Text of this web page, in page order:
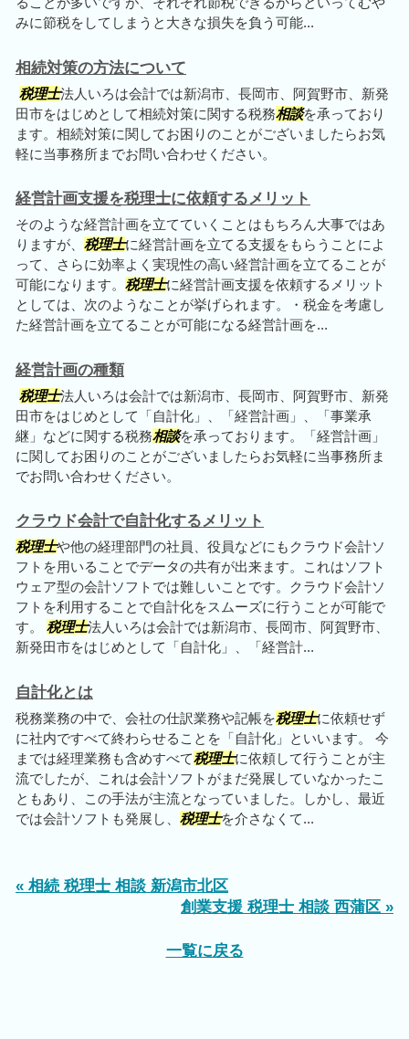
みに節税をしてしまうと大きな損失を負う可能...
相続対策の方法について
税理士法人いろは会計では新潟市、長岡市、阿賀野市、新発
田市をはじめとして相続対策に関する税務相談を承っており
ます。相続対策に関してお困りのことがございましたらお気
軽に当事務所までお問い合わせください。
経営計画支援を税理士に依頼するメリット
そのような経営計画を立てていくことはもちろん大事ではあ
りますが、 税理士に経営計画を立てる支援をもらうことによ
って、さらに効率よく実現性の高い経営計画を立てることが
可能になります。 税理士に経営計画支援を依頼するメリット
としては、次のようなことが挙げられます。・税金を考慮し
た経営計画を立てることが可能になる経営計画を...
経営計画の種類
税理士法人いろは会計では新潟市、長岡市、阿賀野市、新発
田市をはじめとして「自計化」、「経営計画」、「事業承
継」などに関する税務相談を承っております。「経営計画」
に関してお困りのことがございましたらお気軽に当事務所ま
でお問い合わせください。
クラウド会計で自計化するメリット
税理士や他の経理部門の社員、役員などにもクラウド会計ソ
フトを用いることでデータの共有が出来ます。これはソフト
ウェア型の会計ソフトでは難しいことです。クラウド会計ソ
フトを利用することで自計化をスムーズに行うことが可能で
す。 税理士法人いろは会計では新潟市、長岡市、阿賀野市、
新発田市をはじめとして「自計化」、「経営計...
自計化とは
税務業務の中で、会社の仕訳業務や記帳を税理士に依頼せず
に社内ですべて終わらせることを「自計化」といいます。 今
までは経理業務も含めすべて税理士に依頼して行うことが主
流でしたが、これは会計ソフトがまだ発展していなかったこ
ともあり、この手法が主流となっていました。しかし、最近
では会計ソフトも発展し、 税理士を介さなくて...
« 相続 税理士 相談 新潟市北区
創業支援 税理士 相談 西蒲区 »
一覧に戻る